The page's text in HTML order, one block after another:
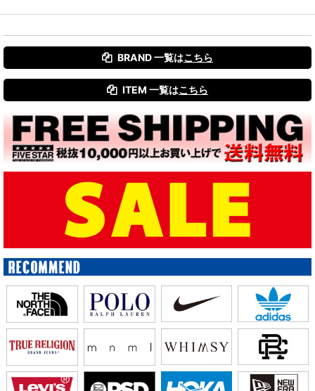
BRAND 一覧はこちら
ITEM 一覧はこちら